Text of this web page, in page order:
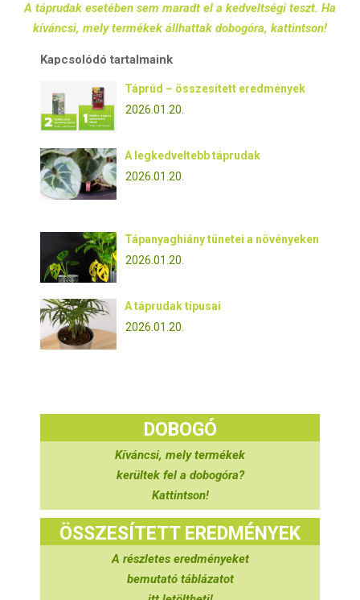
A táprudak esetében sem maradt el a kedveltségi teszt. Ha
kíváncsi, mely termékek állhattak dobogóra, kattintson!
Kapcsolódó tartalmaink
Táprúd – összesített eredmények
2026.01.20.
A legkedveltebb táprudak
2026.01.20.
Tápanyaghiány tünetei a növényeken
2026.01.20.
A táprudak típusai
2026.01.20.
DOBOGÓ
Kíváncsi, mely termékek
kerültek fel a dobogóra?
Kattintson!
ÖSSZESÍTETT EREDMÉNYEK
A részletes eredményeket
bemutató táblázatot